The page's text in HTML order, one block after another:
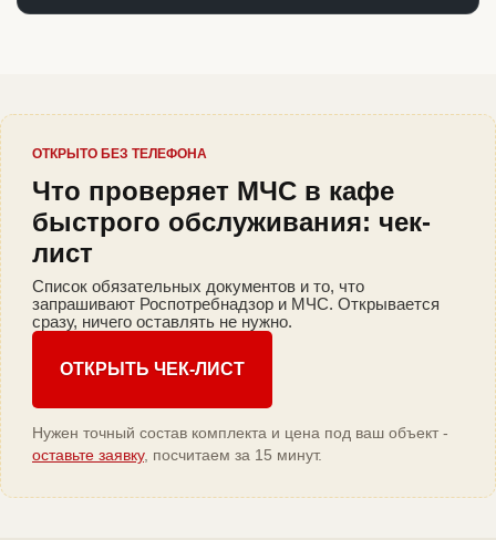
ОТКРЫТО БЕЗ ТЕЛЕФОНА
Что проверяет МЧС в кафе
быстрого обслуживания: чек-
лист
Список обязательных документов и то, что
запрашивают Роспотребнадзор и МЧС. Открывается
сразу, ничего оставлять не нужно.
ОТКРЫТЬ ЧЕК-ЛИСТ
Нужен точный состав комплекта и цена под ваш объект -
оставьте заявку, посчитаем за 15 минут.